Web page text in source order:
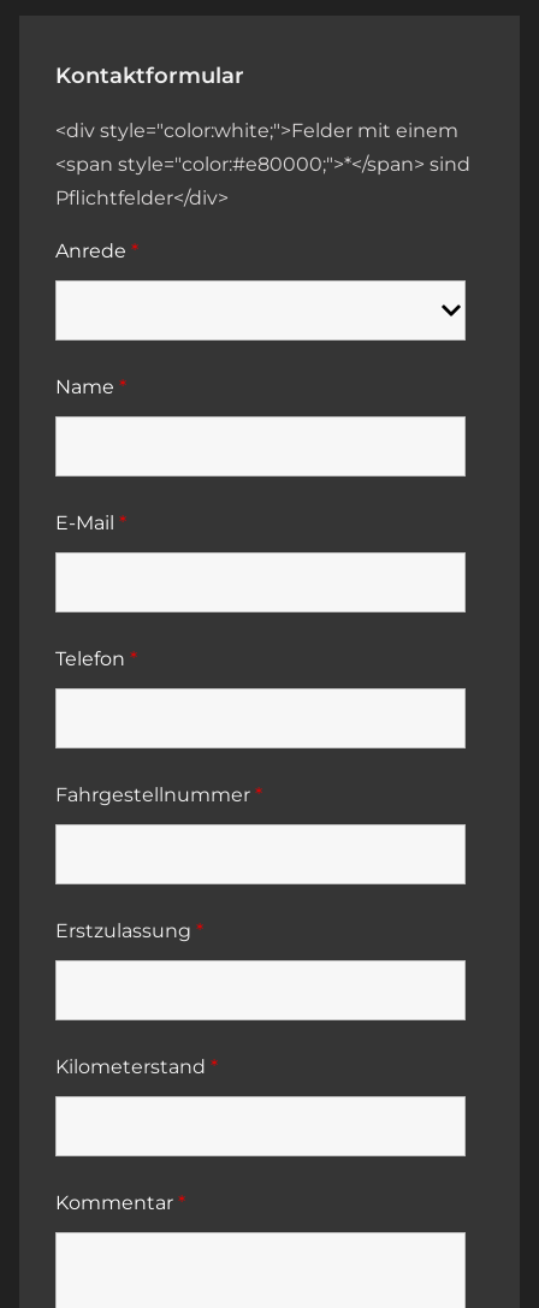
Kontaktformular
<div style="color:white;">Felder mit einem
<span style="color:#e80000;">*</span> sind
Pflichtfelder</div>
Anrede *
Name *
E-Mail *
Telefon *
Fahrgestellnummer *
Erstzulassung *
Kilometerstand *
Kommentar *